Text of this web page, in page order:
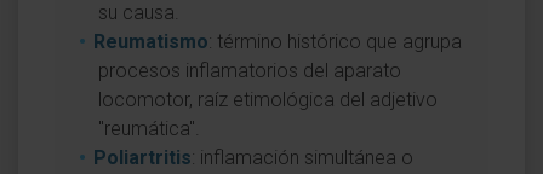
su causa.
Reumatismo: término histórico que agrupa
procesos inflamatorios del aparato
locomotor, raíz etimológica del adjetivo
"reumática".
Poliartritis: inflamación simultánea o